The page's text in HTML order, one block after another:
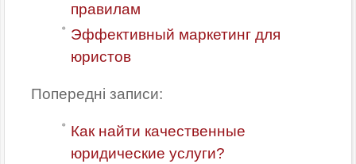
правилам
Эффективный маркетинг для
юристов
Попередні записи:
Как найти качественные
юридические услуги?